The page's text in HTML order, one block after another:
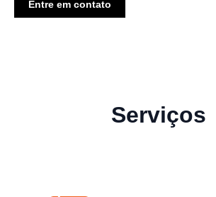
Entre em contato
Serviços